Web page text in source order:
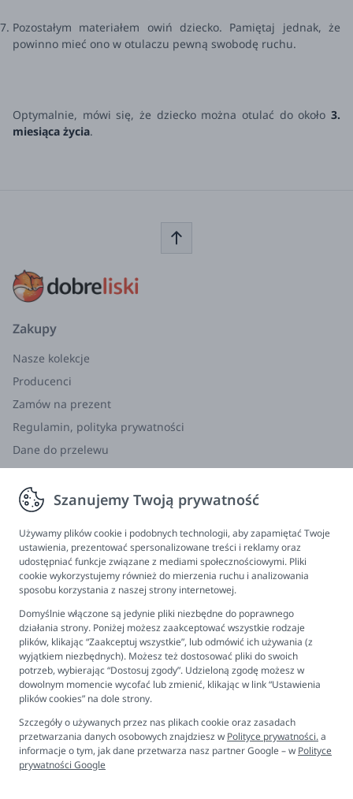
Pozostałym materiałem owiń dziecko. Pamiętaj jednak, że
powinno mieć ono w otulaczu pewną swobodę ruchu.
Optymalnie, mówi się, że dziecko można otulać do około 3.
miesiąca życia.
Zakupy
Nasze kolekcje
Producenci
Zamów na prezent
Regulamin, polityka prywatności
Dane do przelewu
Zwroty, wymiana, reklamacja
Informacje
Program lojalnościowy
FAQ - najczęściej zadawane pytania
Newsletter
Ustawienia plików cookies
Biuro obsługi klienta
Pon. - Pt. 9:00 - 16:00
Szanujemy Twoją prywatność
Używamy plików cookie i podobnych technologii, aby zapamiętać Twoje
ustawienia, prezentować spersonalizowane treści i reklamy oraz
udostępniać funkcje związane z mediami społecznościowymi. Pliki
cookie wykorzystujemy również do mierzenia ruchu i analizowania
sposobu korzystania z naszej strony internetowej.
Domyślnie włączone są jedynie pliki niezbędne do poprawnego
działania strony. Poniżej możesz zaakceptować wszystkie rodzaje
plików, klikając “Zaakceptuj wszystkie”, lub odmówić ich używania (z
wyjątkiem niezbędnych). Możesz też dostosować pliki do swoich
potrzeb, wybierając “Dostosuj zgody”. Udzieloną zgodę możesz w
dowolnym momencie wycofać lub zmienić, klikając w link “Ustawienia
plików cookies” na dole strony.
Szczegóły o używanych przez nas plikach cookie oraz zasadach
przetwarzania danych osobowych znajdziesz w Polityce prywatności.a
informacje o tym, jak dane przetwarza nasz partner Google – w Polityce
prywatności Google